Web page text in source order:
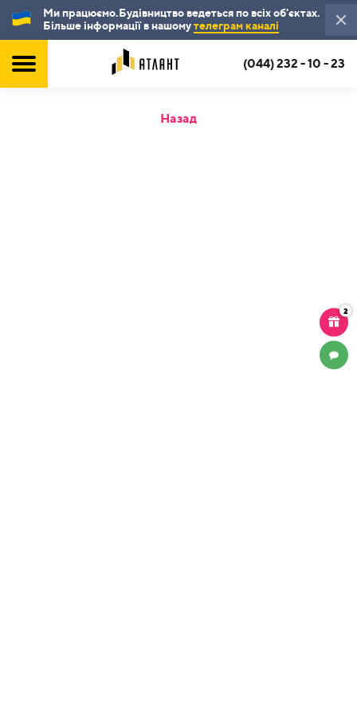
Ми працюємо.Будівництво ведеться по всіх об'єктах.
Більше інформації в нашомутелеграм каналі
(044) 232 - 10 - 23
2
ЧАТ
Назад